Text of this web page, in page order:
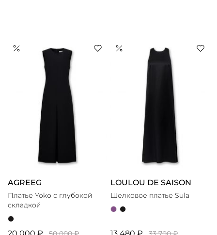
AGREEG
Платье Yoko с глубокой
складкой
LOULOU DE SAISON
Шелковое платье Sula